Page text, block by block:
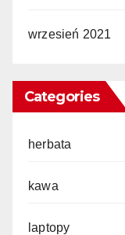
wrzesień 2021
Categories
herbata
kawa
laptopy